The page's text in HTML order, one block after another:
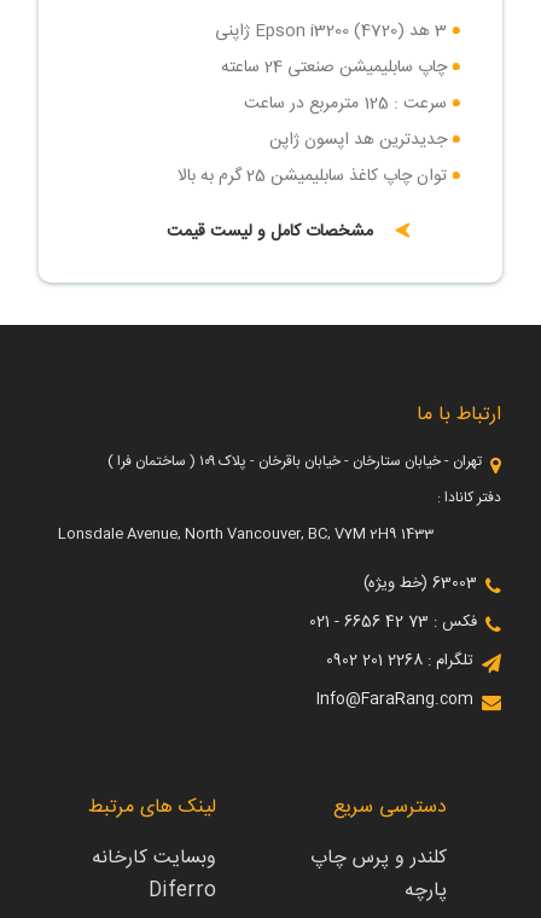
3 هد (4720) Epson i3200 ژاپنی
چاپ سابلیمیشن صنعتی 24 ساعته
سرعت : 125 مترمربع در ساعت
جدیدترین هد اپسون ژاپن
توان چاپ کاغذ سابلیمیشن 25 گرم به بالا
سیستم تغذیه کاغذ پیشرفته
مشخصات کامل و لیست قیمت
ارتباط با ما
تهران - خیابان ستارخان - خیابان باقرخان - پلاک ۱۰۹ ( ساختمان فرا )
دفتر کانادا :
1433 Lonsdale Avenue, North Vancouver, BC, V7M 2H9
63003 (خط ویژه)
فکس : 73 42 6656 - 021
تلگرام : 2268 201 0902
Info@FaraRang.com
دسترسی سریع
کلندر و پرس چاپ
پارچه
لینک های مرتبط
وبسایت کارخانه
Diferro